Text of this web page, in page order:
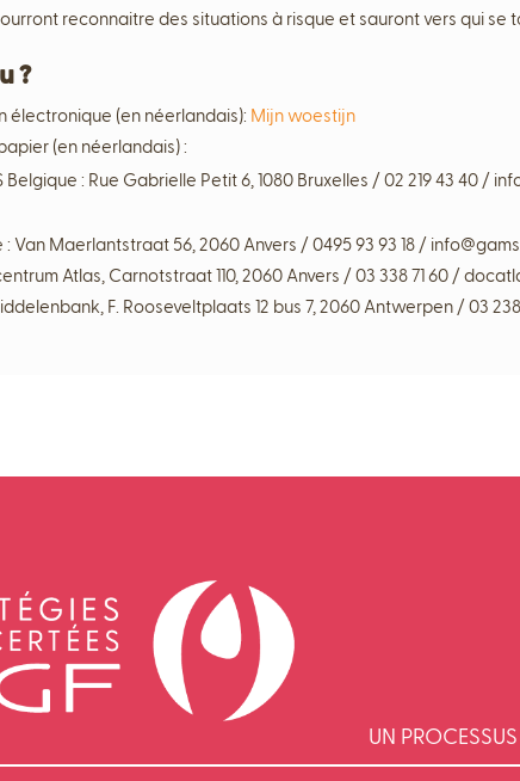
reconnaitre des situations à risque et sauront vers qui se
?
électronique (en néerlandais): Mijn woestijn
(en néerlandais) :
Belgique : Rue Gabrielle Petit 6, 1080 Bruxelles / 02 219 43 40 /
: Van Maerlantstraat 56, 2060 Anvers / 0495 93 93 18 /
Atlas, Carnotstraat 110, 2060 Anvers / 03 338 71 60 /
F. Rooseveltplaats 12 bus 7, 2060 Antwerpen / 03
UN PROCESSUS